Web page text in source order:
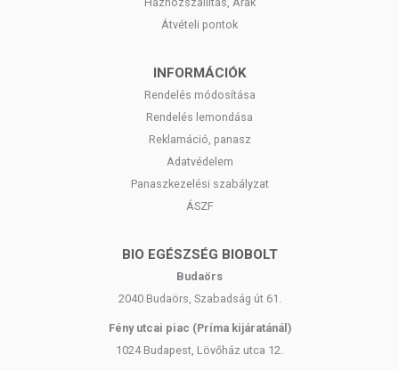
Átvételi pontok
INFORMÁCIÓK
Rendelés módosítása
Rendelés lemondása
Reklamáció, panasz
Adatvédelem
Panaszkezelési szabályzat
ÁSZF
BIO EGÉSZSÉG BIOBOLT
Budaörs
2040 Budaörs, Szabadság út 61.
Fény utcai piac (Príma kijáratánál)
1024 Budapest, Lövőház utca 12.